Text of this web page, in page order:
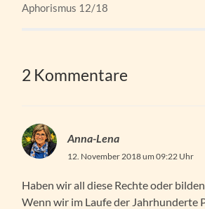
Aphorismus 12/18
2 Kommentare
Anna-Lena
12. November 2018 um 09:22 Uhr
Haben wir all diese Rechte oder
Wenn wir im Laufe der Jahrhunderte